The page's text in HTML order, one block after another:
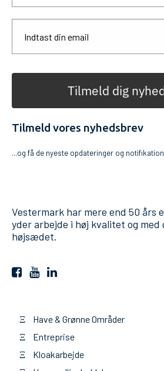
Tilmeld dig
Tilmeld vores nyhedsbrev
...og få de nyeste opdateringer og
Vestermark har mere end 50 års
yder arbejde i høj kvalitet og med
højsædet.
Ξ Have & Grønne Områder
Ξ Entreprise
Ξ Kloakarbejde